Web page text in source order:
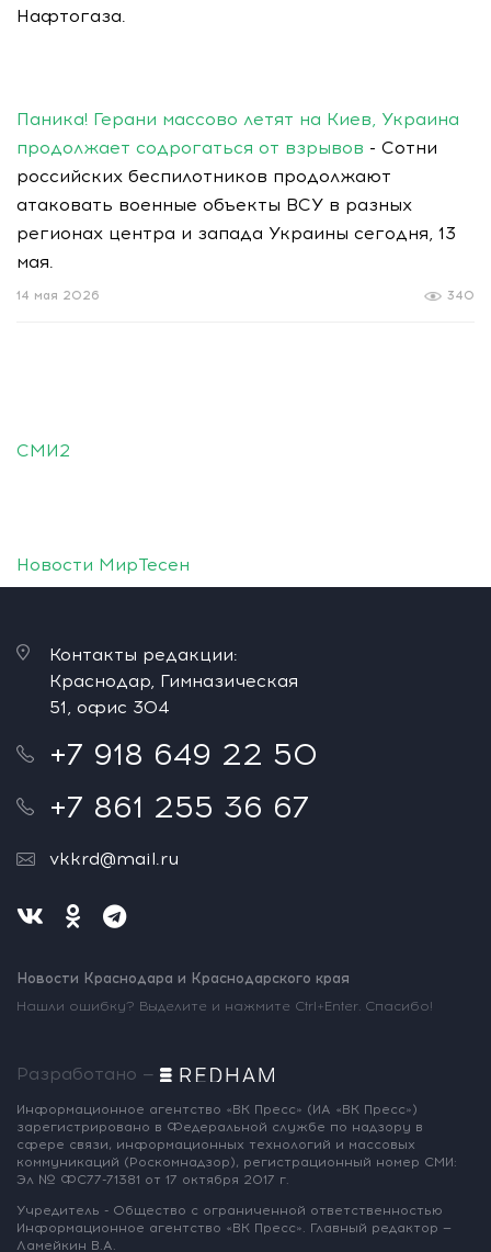
Нафтогаза.
Паника! Герани массово летят на Киев, Украина
продолжает содрогаться от взрывов - Сотни
российских беспилотников продолжают
атаковать военные объекты ВСУ в разных
регионах центра и запада Украины сегодня, 13
мая.
340
14 мая 2026
СМИ2
Новости МирТесен
Контакты редакции:
Краснодар, Гимназическая
51, офис 304
+7 918 649 22 50
+7 861 255 36 67
vkkrd@mail.ru
Новости Краснодара и Краснодарского края
Нашли ошибку? Выделите и нажмите Ctrl+Enter. Спасибо!
Разработано —
Информационное агентство «ВК Пресс» (ИА «ВК Пресс»)
зарегистрировано в Федеральной службе по надзору в
сфере связи, информационных технологий и массовых
коммуникаций (Роскомнадзор), регистрационный номер СМИ:
Эл № ФС77-71381 от 17 октября 2017 г.
Учредитель - Общество с ограниченной ответственностью
Информационное агентство «ВК Пресс». Главный редактор —
Ламейкин В.А.